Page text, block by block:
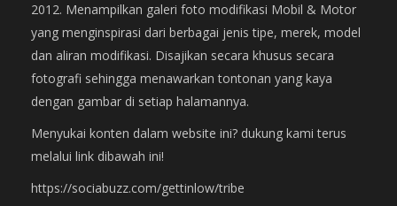
2012. Menampilkan galeri foto modifikasi Mobil & Motor
yang menginspirasi dari berbagai jenis tipe, merek, model
dan aliran modifikasi. Disajikan secara khusus secara
fotografi sehingga menawarkan tontonan yang kaya
dengan gambar di setiap halamannya.
Menyukai konten dalam website ini? dukung kami terus
melalui link dibawah ini!
https://sociabuzz.com/gettinlow/tribe